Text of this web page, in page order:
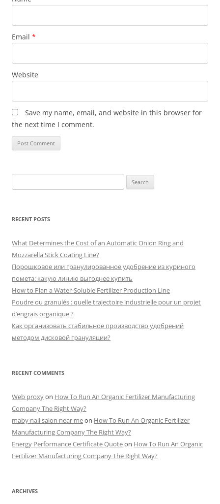
Email *
Website
Save my name, email, and website in this browser for
the next time I comment.
for:
RECENT POSTS
What Determines the Cost of an Automatic Onion Ring and
Mozzarella Stick Coating Line?
Порошковое или гранулированное удобрение из куриного
помета: какую линию выгоднее купить
How to Plan a Water-Soluble Fertilizer Production Line
Poudre ou granulés : quelle trajectoire industrielle pour un projet
d’engrais organique ?
Как организовать стабильное производство удобрений
методом дисковой грануляции?
RECENT COMMENTS
Web proxyon How To Run An Organic Fertilizer Manufacturing
Company The Right Way?
maby nail salon near meon How To Run An Organic Fertilizer
Manufacturing Company The Right Way?
Energy Performance Certificate Quoteon How To Run An Organic
Fertilizer Manufacturing Company The Right Way?
ARCHIVES